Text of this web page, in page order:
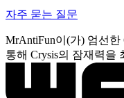
자주 묻는 질문
MrAntiFun이(가) 엄선
통해 Crysis의 잠재력을